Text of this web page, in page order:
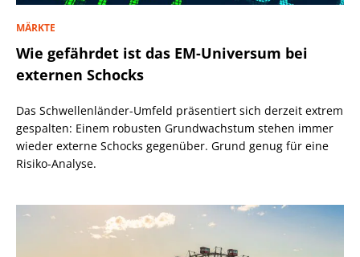
MÄRKTE
Wie gefährdet ist das EM-Universum bei
externen Schocks
Das Schwellenländer-Umfeld präsentiert sich derzeit extrem
gespalten: Einem robusten Grundwachstum stehen immer
wieder externe Schocks gegenüber. Grund genug für eine
Risiko-Analyse.